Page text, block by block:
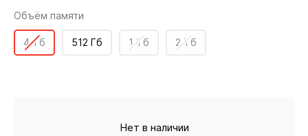
Объём памяти
4 Тб 1 Тб 2 Тб
512 Гб
Нет в наличии